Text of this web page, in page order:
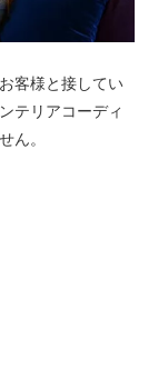
客様と接してい
テリアコーディ
ん。